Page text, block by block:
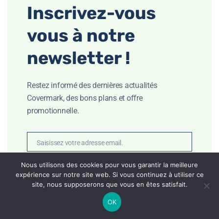
Inscrivez-vous
vous à notre
newsletter !
Restez informé des dernières actualités
Covermark, des bons plans et offre
promotionnelle.
Email
Saisissez votre adresse email.
Je m'inscris
Non merci, je ne suis pas intéressé.
Nous utilisons des cookies pour vous garantir la meilleure
expérience sur notre site web. Si vous continuez à utiliser ce
site, nous supposerons que vous en êtes satisfait.
OK